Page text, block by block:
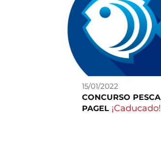
15/01/2022
CONCURSO PESCA
PAGEL ¡Caducado!